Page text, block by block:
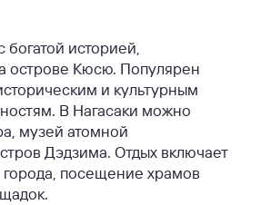
богатой историей,
острове Кюсю. Популярен
и культурным
В Нагасаки можно
музей атомной
Дэдзима. Отдых включает
посещение храмов